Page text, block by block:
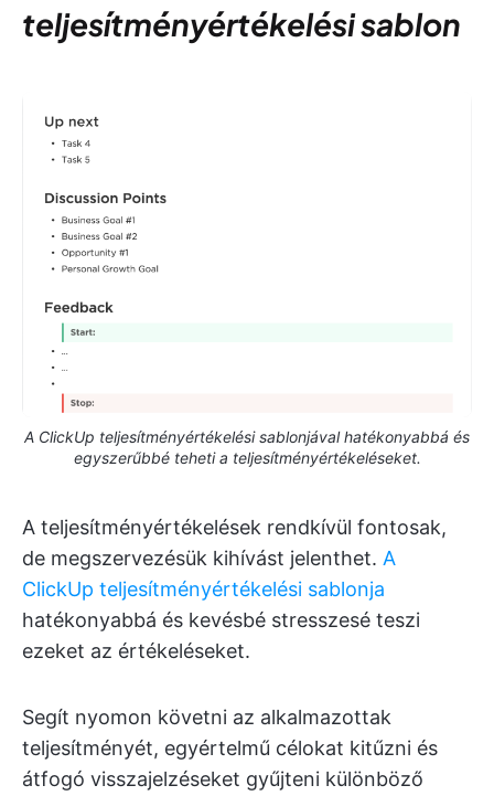
teljesítményértékelési sablon
A ClickUp teljesítményértékelési sablonjával hatékonyabbá és
egyszerűbbé teheti a teljesítményértékeléseket.
A teljesítményértékelések rendkívül fontosak,
de megszervezésük kihívást jelenthet. A
ClickUp teljesítményértékelési sablonja
hatékonyabbá és kevésbé stresszesé teszi
ezeket az értékeléseket.
Segít nyomon követni az alkalmazottak
teljesítményét, egyértelmű célokat kitűzni és
átfogó visszajelzéseket gyűjteni különböző